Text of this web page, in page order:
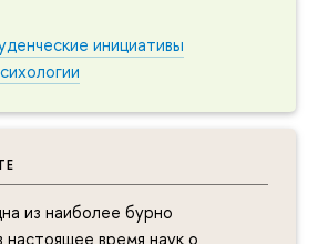
инициативы
из наиболее бурно
настоящее время наук о